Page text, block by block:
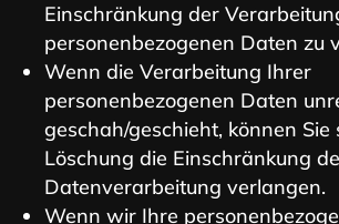
Einschränkung der
personenbezogenen Daten zu
Wenn die Verarbeitung Ihrer
personenbezogenen Daten
geschah/geschieht, können
Löschung die Einschränkung
Datenverarbeitung verlangen.
Wenn wir Ihre